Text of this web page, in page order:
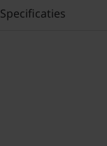
Specificaties